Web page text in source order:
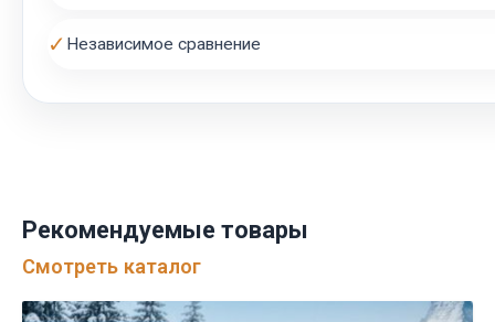
✓ Независимое сравнение
Рекомендуемые товары
Смотреть каталог